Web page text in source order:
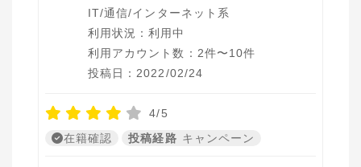
IT/通信/インターネット系
利用状況：利用中
利用アカウント数：2件〜10件
投稿日：2022/02/24
4/5
在籍確認
投稿経路 キャンペーン